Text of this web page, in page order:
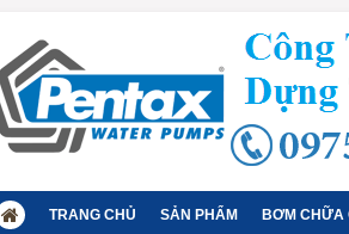
TRANG CHỦ SẢN PHẨM BƠM CHỮA